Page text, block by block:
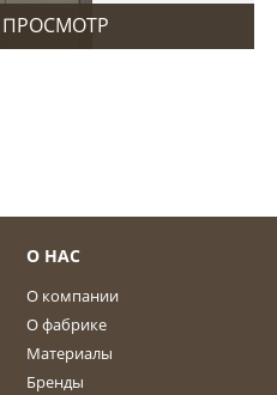
О НАС
О компании
О фабрике
Материалы
Бренды